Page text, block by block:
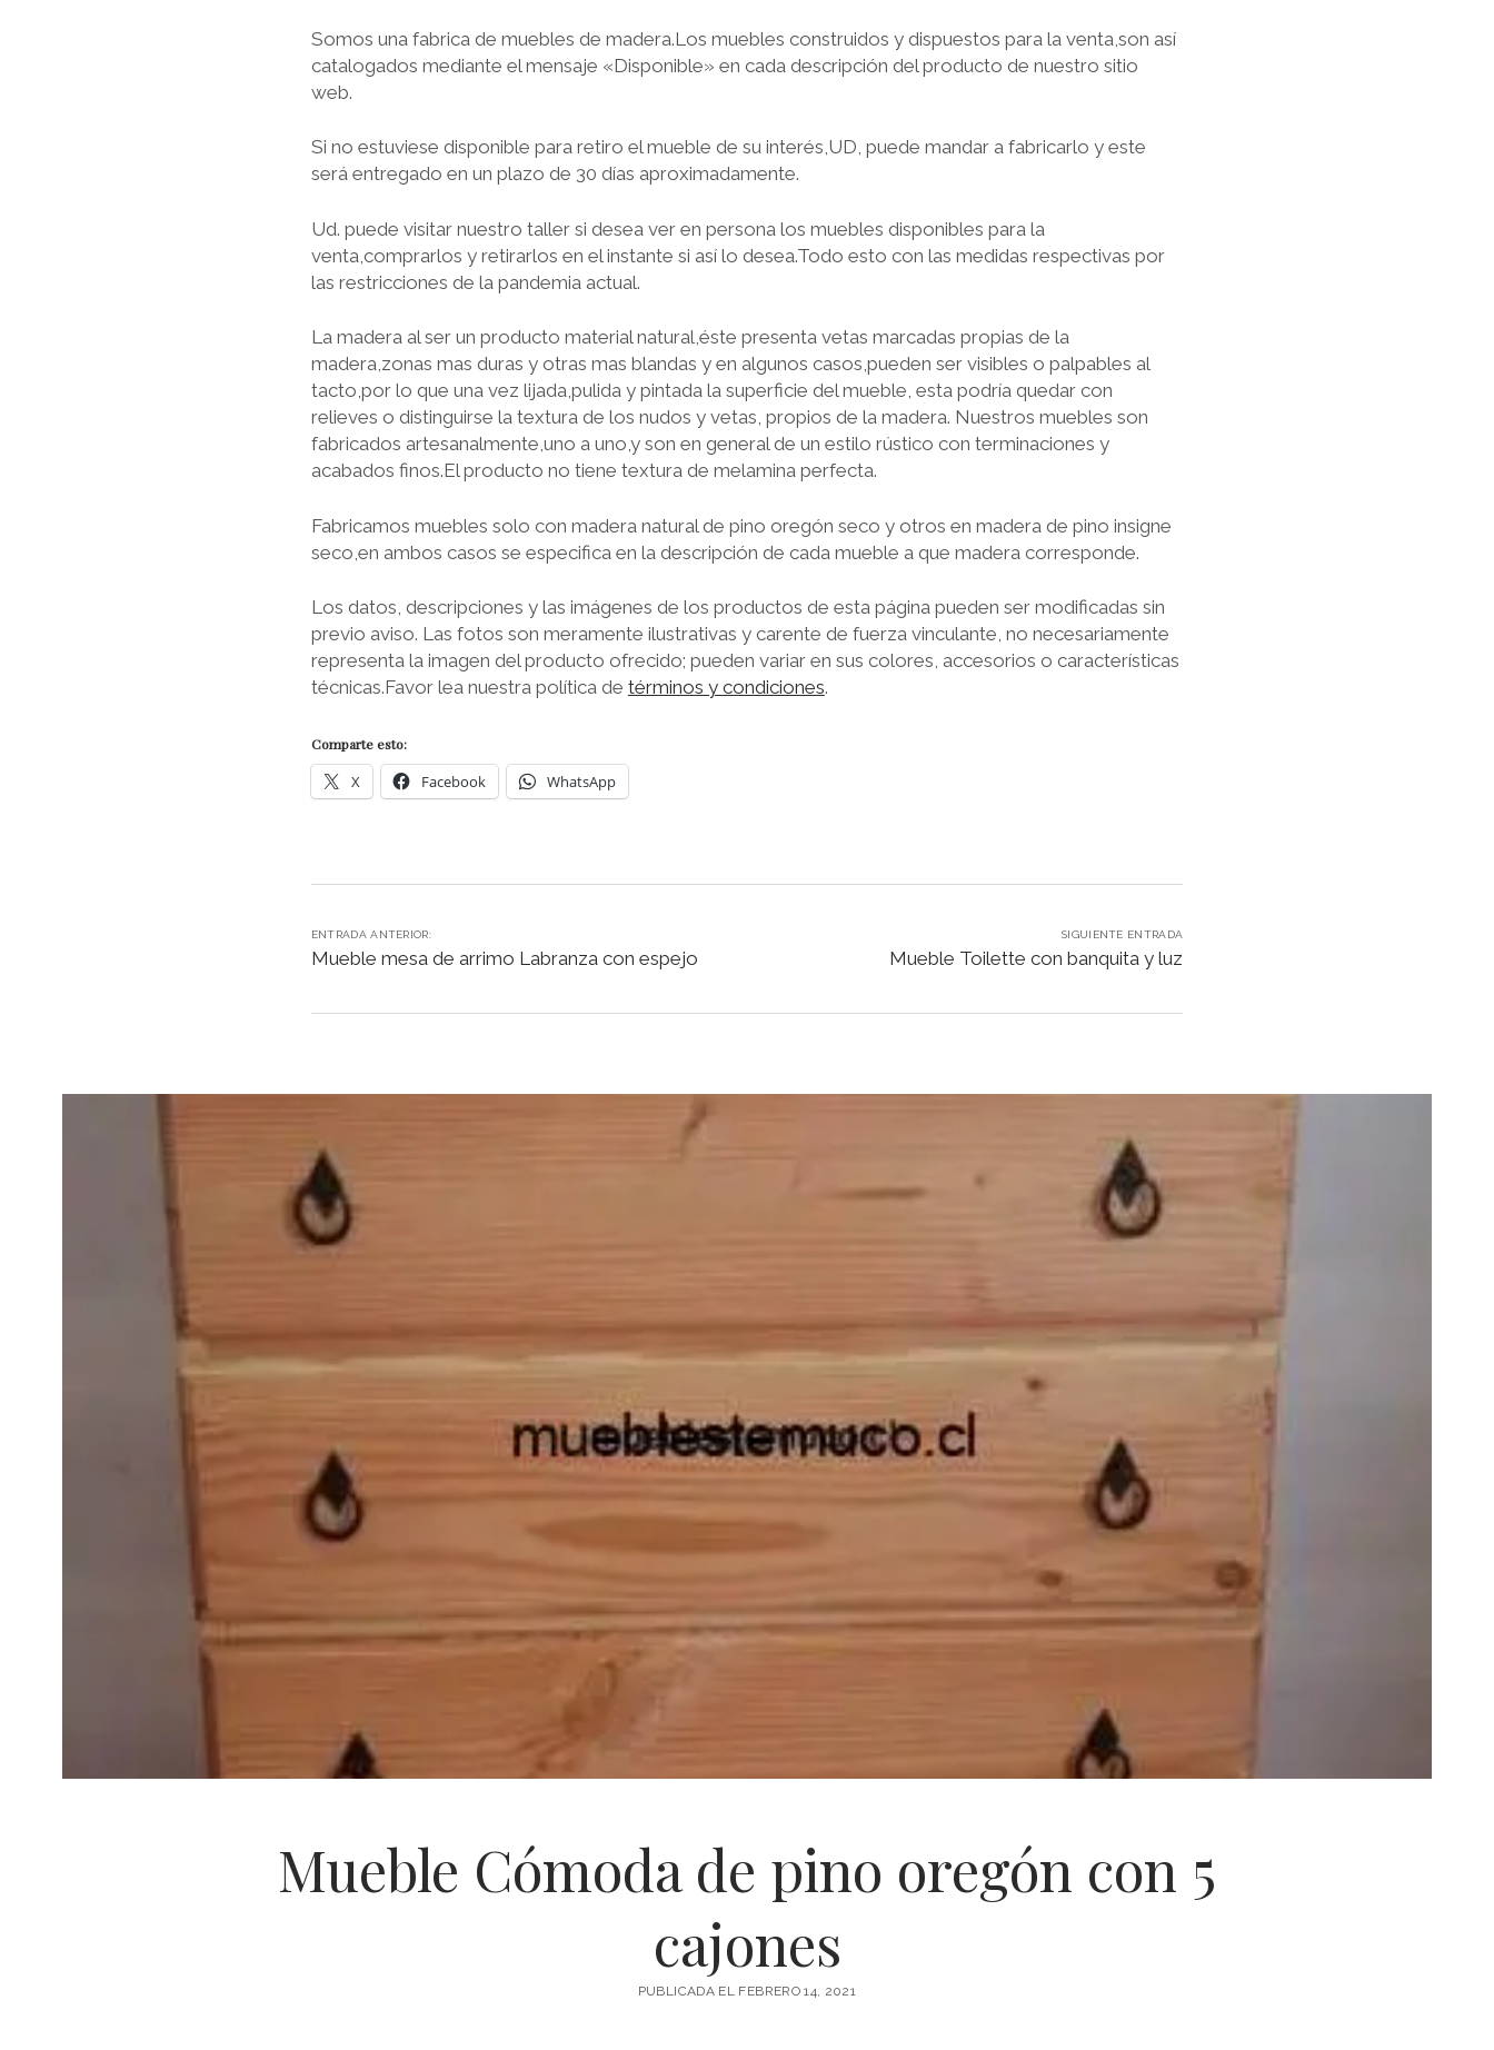
Somos una fabrica de muebles de madera.Los muebles construidos y dispuestos para la venta,son así
catalogados mediante el mensaje «Disponible» en cada descripción del producto de nuestro sitio
web.
Si no estuviese disponible para retiro el mueble de su interés,UD, puede mandar a fabricarlo y este
será entregado en un plazo de 30 días aproximadamente.
Ud. puede visitar nuestro taller si desea ver en persona los muebles disponibles para la
venta,comprarlos y retirarlos en el instante si así lo desea.Todo esto con las medidas respectivas por
las restricciones de la pandemia actual.
La madera al ser un producto material natural,éste presenta vetas marcadas propias de la
madera,zonas mas duras y otras mas blandas y en algunos casos,pueden ser visibles o palpables al
tacto,por lo que una vez lijada,pulida y pintada la superficie del mueble, esta podría quedar con
relieves o distinguirse la textura de los nudos y vetas, propios de la madera. Nuestros muebles son
fabricados artesanalmente,uno a uno,y son en general de un estilo rústico con terminaciones y
acabados finos.El producto no tiene textura de melamina perfecta.
Fabricamos muebles solo con madera natural de pino oregón seco y otros en madera de pino insigne
seco,en ambos casos se especifica en la descripción de cada mueble a que madera corresponde.
Los datos, descripciones y las imágenes de los productos de esta página pueden ser modificadas sin
previo aviso. Las fotos son meramente ilustrativas y carente de fuerza vinculante, no necesariamente
representa la imagen del producto ofrecido; pueden variar en sus colores, accesorios o características
técnicas.Favor lea nuestra política de términos y condiciones.
Comparte esto:
X Facebook WhatsApp
ENTRADA ANTERIOR:
Mueble mesa de arrimo Labranza con espejo
SIGUIENTE ENTRADA
Mueble Toilette con banquita y luz
Mueble Cómoda de pino oregón con 5
cajones
PUBLICADA EL FEBRERO 14, 2021